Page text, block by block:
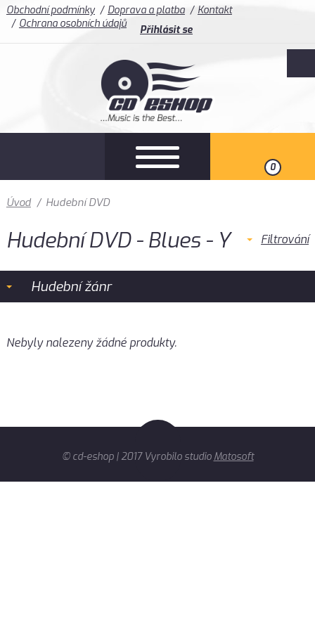
Obchodní podmínky Doprava a platba
Kontakt
Ochrana osobních údajů
Přihlásit se
0
Úvod / Hudební DVD
Hudební DVD - Blues - Y Filtrování
Hudební žánr
Nebyly nalezeny žádné produkty.
© cd-eshop | 2017 Vyrobilo studio Matosoft